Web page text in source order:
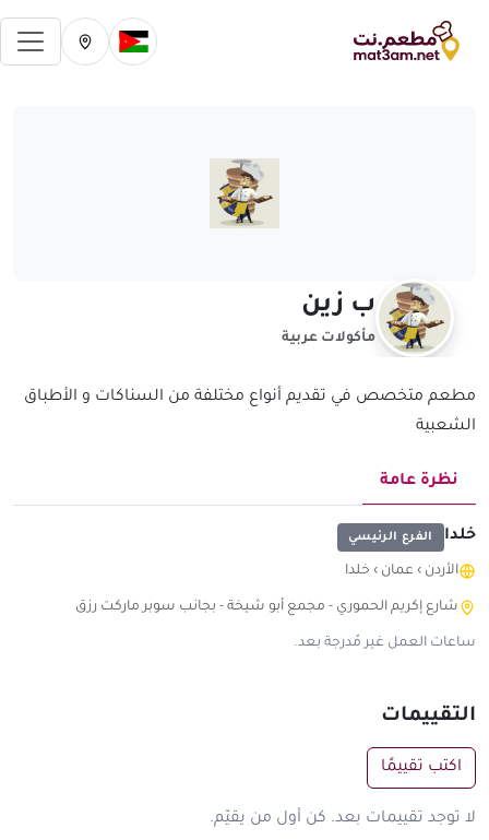
تغيير الدولة الحالية
تغيير المدينة
ب زين
مأكولات عربية
مطعم متخصص في تقديم أنواع مختلفة من السناكات و الأطباق
الشعبية
نظرة عامة
خلدا الفرع الرئيسي
الأردن › عمان › خلدا
شارع إكريم الحموري - مجمع أبو شيخة - بجانب سوبر ماركت رزق
ساعات العمل غير مُدرجة بعد.
التقييمات
اكتب تقييمًا
لا توجد تقييمات بعد. كن أول من يقيّم.